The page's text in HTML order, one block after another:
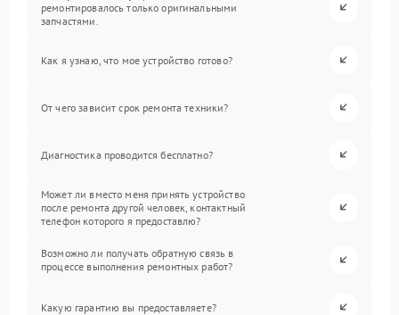
ремонтировалось только оригинальными
запчастями.
Как я узнаю, что мое устройство готово?
От чего зависит срок ремонта техники?
Диагностика проводится бесплатно?
Может ли вместо меня принять устройство
после ремонта другой человек, контактный
телефон которого я предоставлю?
Возможно ли получать обратную связь в
процессе выполнения ремонтных работ?
Какую гарантию вы предоставляете?